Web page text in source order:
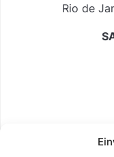
Rio de